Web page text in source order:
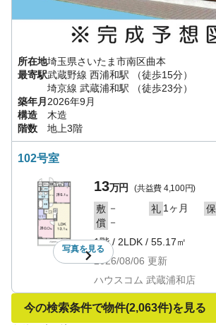
所在地埼玉県さいたま市南区曲本
最寄駅武蔵野線 西浦和駅
（徒歩15分）
埼京線 武蔵浦和駅
（徒歩23分）
築年月2026年9月
構造
木造
階数
地上3階
102号室
写真を見る
13万円 (共益費 4,100円)
敷 － 礼 1ヶ月 保
償 －
1階/ 2LDK / 55.17㎡
2026/08/06 更新
ハウスコム 武蔵浦和店
今の検索条件で物件(2,063件)を見る